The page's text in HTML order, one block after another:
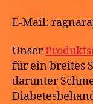
E-Mail:
Unser
für ein breites
darunter